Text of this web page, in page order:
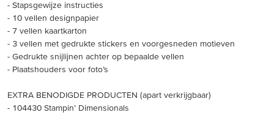
- Stapsgewijze instructies
- 10 vellen designpapier
- 7 vellen kaartkarton
- 3 vellen met gedrukte stickers en voorgesneden motieven
- Gedrukte snijlijnen achter op bepaalde vellen
- Plaatshouders voor foto’s
EXTRA BENODIGDE PRODUCTEN (apart verkrijgbaar)
- 104430 Stampin’ Dimensionals